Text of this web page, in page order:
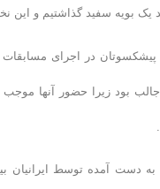
در اجرای مسابقات
بود زیرا حضور آنها موجب
دست آمده توسط ایرانیان